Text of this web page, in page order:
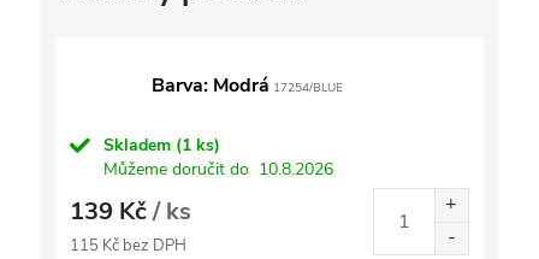
Barva: Modrá 17254/BLUE
Skladem (1 ks)
Můžeme doručit do 10.8.2026
139 Kč/ ks
115 Kč bez DPH